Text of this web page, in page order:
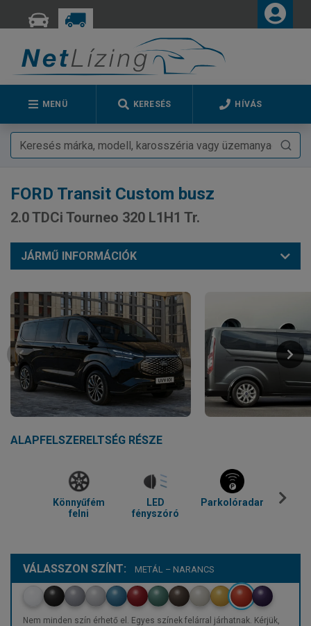
MENÜ KERESÉS HÍVÁS
FORD Transit Custom busz
2.0 TDCi Tourneo 320 L1H1 Tr.
JÁRMŰ INFORMÁCIÓK
ALAPFELSZERELTSÉG RÉSZE
Könnyűfém
felni
LED
fényszóró
Parkolóradar
VÁLASSZON SZÍNT: METÁL – NARANCS
Nem minden szín érhető el. Egyes színek felárral járhatnak. Kérjük,